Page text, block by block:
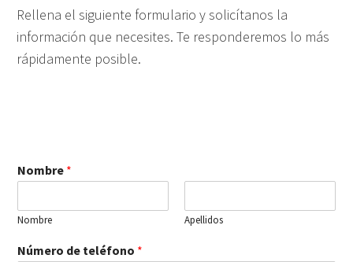
Rellena el siguiente formulario y solicítanos la
información que necesites. Te responderemos lo más
rápidamente posible.
Nombre *
Nombre Apellidos
Número de teléfono *